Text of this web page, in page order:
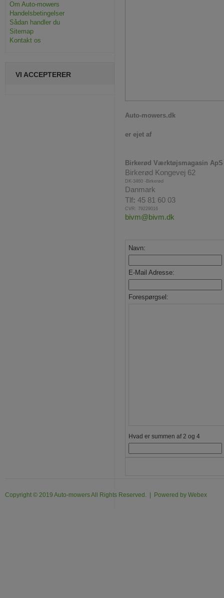
Auto-mowers.dk
er ejet af
Birkerød Værktøjsmagasin ApS
Birkerød Kongevej 62
DK-3460 -Birkerød
Danmark
Tlf: 45 81 60 03
CVR: 79229016
bivm@bivm.dk
Navn:
E-Mail Adresse:
Forespørgsel:
Hvad er summen af 2 og 4
Om Auto-mowers
Handelsbetingelser
Sådan handler du
Sitemap
Kontakt os
VI ACCEPTERER
Copyright © 2019 Auto-mowers All Rights Reserved. | Powered by Webex